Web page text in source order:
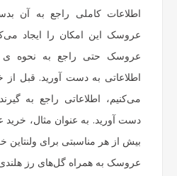
اطلاعات کاملی راجع به آن
عروسک این امکان را ایجاد
عروسک حتی راجع به نحوه
اطلاعاتی به دست آورید. قبل از
می‌کنیم، اطلاعاتی راجع به
دست آورید. به عنوان مثال،
بیش از هر مناسبتی برای
عروسک به همراه گل‌های رز